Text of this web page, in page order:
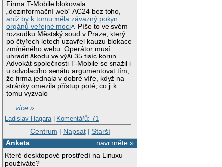
Firma T-Mobile blokovala
„dezinformační web“ AC24 bez toho,
aniž by k tomu měla závazný pokyn
orgánů veřejné moci . Píše to ve svém
rozsudku Městský soud v Praze, který
po čtyřech letech uzavřel kauzu blokace
zmíněného webu. Operátor musí
uhradit škodu ve výši 35 tisíc korun.
Advokát společnosti T-Mobile se snažil i
u odvolacího senátu argumentovat tím,
že firma jednala v dobré víře, když na
stránky omezila přístup poté, co ji k
tomu vyzvalo
…více »
Ladislav Hagara | Komentářů: 71
Centrum | Napsat| Starší
navrhněte »
Anketa
Které desktopové prostředí na Linuxu
používáte?